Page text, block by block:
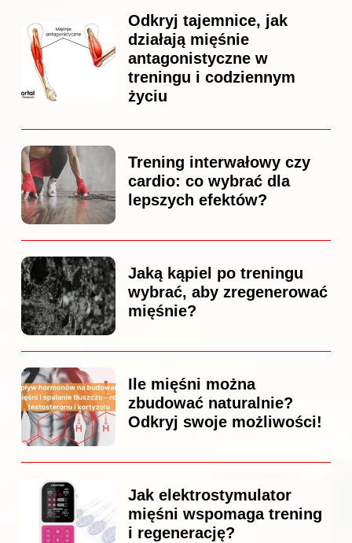
Odkryj tajemnice, jak
działają mięśnie
antagonistyczne w
treningu i codziennym
życiu
Trening interwałowy czy
cardio: co wybrać dla
lepszych efektów?
Jaką kąpiel po treningu
wybrać, aby zregenerować
mięśnie?
Ile mięśni można
zbudować naturalnie?
Odkryj swoje możliwości!
Jak elektrostymulator
mięśni wspomaga trening
i regenerację?